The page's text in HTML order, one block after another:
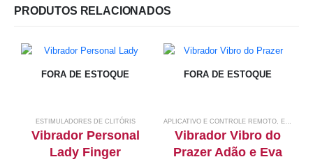
PRODUTOS RELACIONADOS
FORA DE ESTOQUE
ESTIMULADORES DE CLITÓRIS
Vibrador Personal
Lady Finger
FORA DE ESTOQUE
APLICATIVO E CONTROLE REMOTO ESTIMULADORES DE CLITÓRIS
Vibrador Vibro do
Prazer Adão e Eva